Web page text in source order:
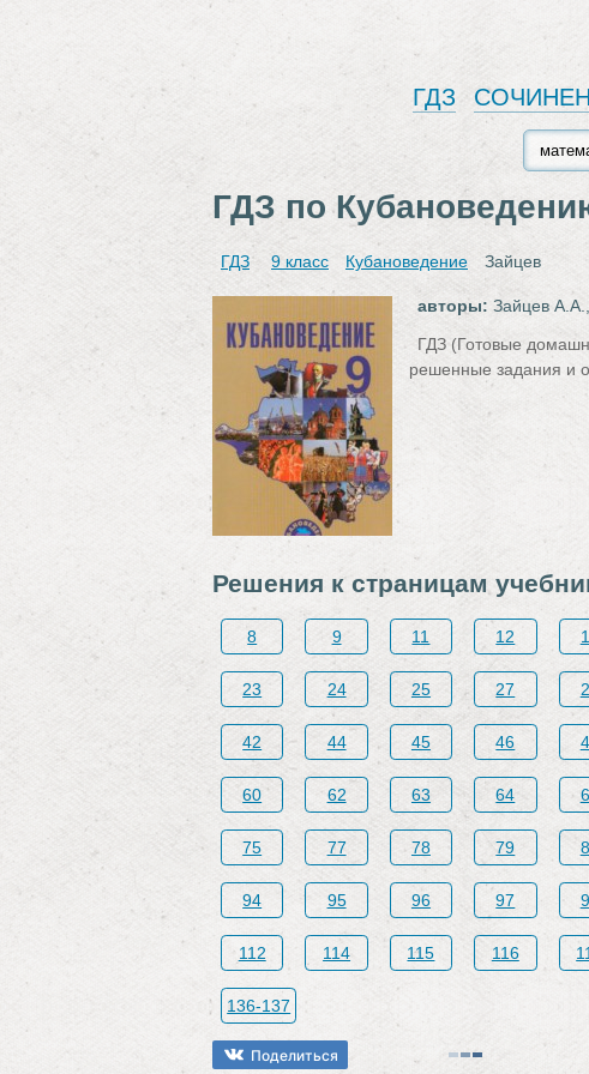
ГДЗ
ГДЗ по
ГДЗ 9 класс Кубановедение Зайцев
авторы: Зайцев
ГДЗ (Готовые
решенные задания и
Решения к страницам
8 9 11 12
23 24 25 27
42 44 45 46
60 62 63 64
75 77 78 79
94 95 96 97
112 114 115 116
136-137
Поделиться